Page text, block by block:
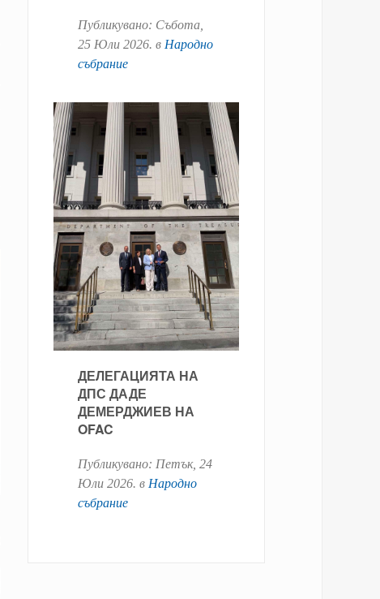
Публикувано: Събота,
25 Юли 2026. в Народно
събрание
ДЕЛЕГАЦИЯТА НА
ДПС ДАДЕ
ДЕМЕРДЖИЕВ НА
OFAC
Публикувано: Петък, 24
Юли 2026. в Народно
събрание